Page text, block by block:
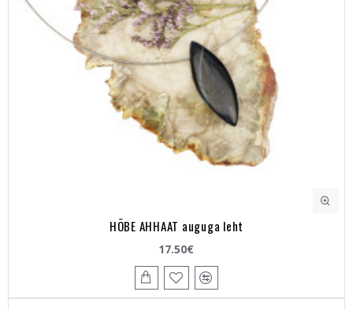
HÕBE AHHAAT auguga leht
17.50€